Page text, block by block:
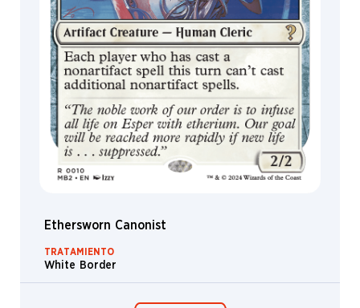
Ethersworn Canonist
TRATAMIENTO
White Border